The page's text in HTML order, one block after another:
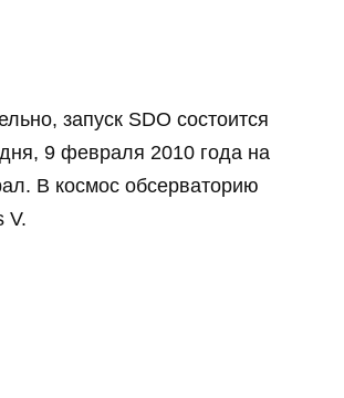
запуск SDO состоится
9 февраля 2010 года на
В космос обсерваторию
V.